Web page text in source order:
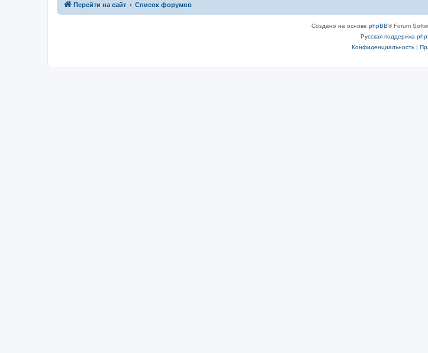
Перейти на сайт Список форумов
Создано на основе phpBB® Forum
Русская поддержка
Конфиденциальность|